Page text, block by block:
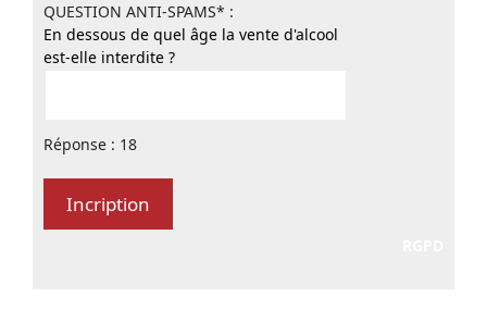
QUESTION ANTI-SPAMS* :
En dessous de quel âge la vente d'alcool
est-elle interdite ?
Réponse : 18